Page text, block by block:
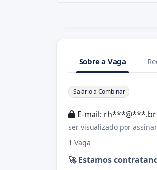
Sobre a Vaga
Sobre a Vaga
Salário a Combinar
E-mail:
ser visualizado por
1 Vaga
🚀 Estamos